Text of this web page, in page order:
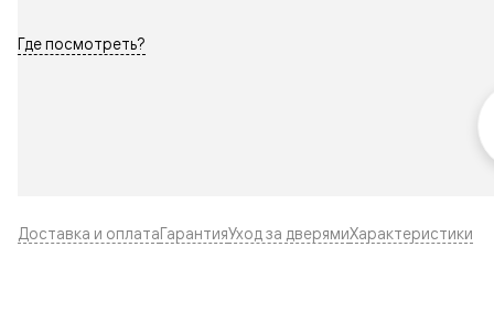
Где посмотреть?
Доставка и оплатаГарантияУход за дверямиХарактеристики